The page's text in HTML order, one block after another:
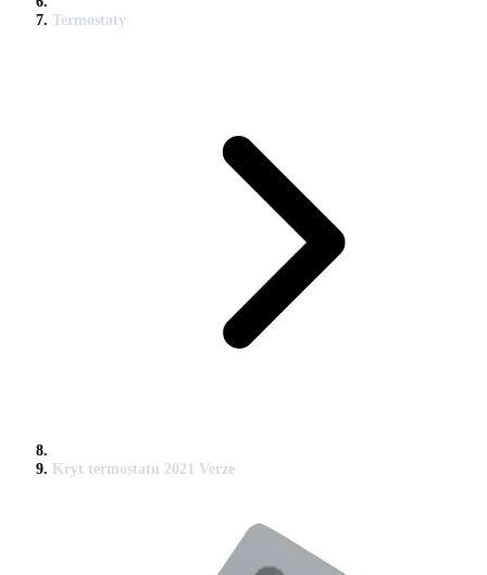
Termostaty
Kryt termostatu 2021 Verze